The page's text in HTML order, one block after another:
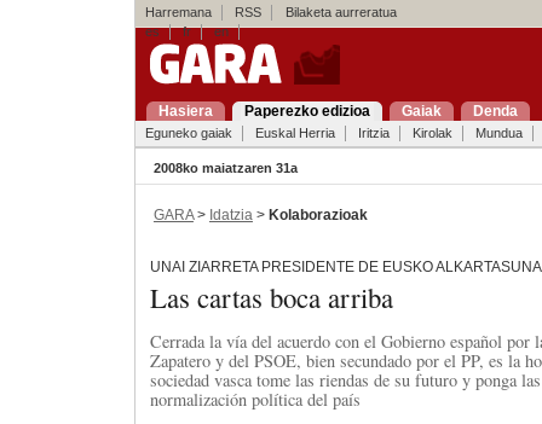
Harremana RSS
Bilaketa aurreratua
es
fr en
Hasiera Paperezko edizioa Gaiak Denda
Eguneko gaiak Euskal Herria Iritzia Kirolak Mundua
2008ko maiatzaren 31a
GARA> Idatzia > Kolaborazioak
UNAI ZIARRETA PRESIDENTE DE EUSKO ALKARTASUNA
Las cartas boca arriba
Cerrada la vía del acuerdo con el Gobierno español por
Zapatero y del PSOE, bien secundado por el PP, es la
sociedad vasca tome las riendas de su futuro y ponga
normalización política del país